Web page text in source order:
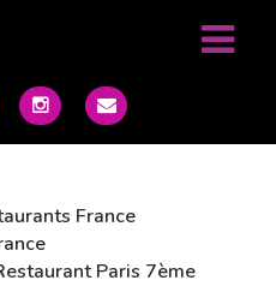
France
Paris 7ème